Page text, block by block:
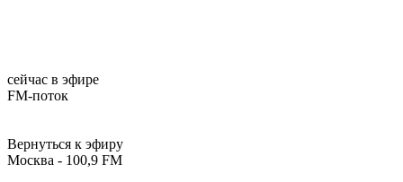
сейчас в эфире
FM-поток
Вернуться к эфиру
Москва - 100,9 FM